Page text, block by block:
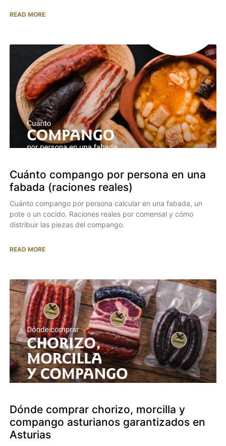
READ MORE
Cuánto compango por persona en una
fabada (raciones reales)
Cuánto compango por persona calcular en una fabada, un
pote o un cocido. Raciones reales por comensal y cómo
distribuir las piezas del compango.
READ MORE
Dónde comprar chorizo, morcilla y
compango asturianos garantizados en
Asturias